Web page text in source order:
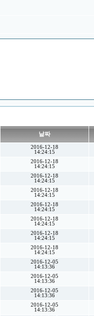
날짜
2016-12-18
14:24:15
2016-12-18
14:24:15
2016-12-18
14:24:15
2016-12-18
14:24:15
2016-12-18
14:24:15
2016-12-18
14:24:15
2016-12-18
14:24:15
2016-12-18
14:24:15
2016-12-05
14:13:36
2016-12-05
14:13:36
2016-12-05
14:13:36
2016-12-05
14:13:36